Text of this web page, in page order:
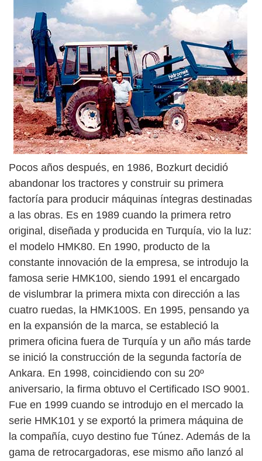
Pocos años después, en 1986, Bozkurt decidió
abandonar los tractores y construir su primera
factoría para producir máquinas íntegras destinadas
a las obras. Es en 1989 cuando la primera retro
original, diseñada y producida en Turquía, vio la luz:
el modelo HMK80. En 1990, producto de la
constante innovación de la empresa, se introdujo la
famosa serie HMK100, siendo 1991 el encargado
de vislumbrar la primera mixta con dirección a las
cuatro ruedas, la HMK100S. En 1995, pensando ya
en la expansión de la marca, se estableció la
primera oficina fuera de Turquía y un año más tarde
se inició la construcción de la segunda factoría de
Ankara. En 1998, coincidiendo con su 20º
aniversario, la firma obtuvo el Certificado ISO 9001.
Fue en 1999 cuando se introdujo en el mercado la
serie HMK101 y se exportó la primera máquina de
la compañía, cuyo destino fue Túnez. Además de la
gama de retrocargadoras, ese mismo año lanzó al